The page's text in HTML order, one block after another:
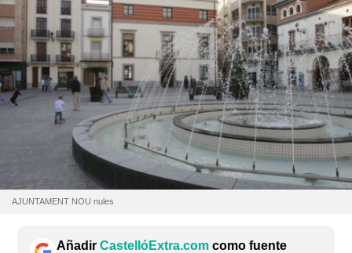
AJUNTAMENT NOU nules
Añadir CastellóExtra.com como fuente